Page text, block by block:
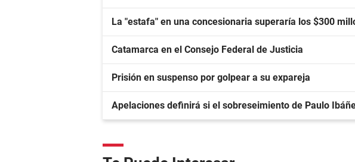
La "estafa" en una concesionaria superaría los $300
Catamarca en el Consejo Federal de Justicia
Prisión en suspenso por golpear a su expareja
Apelaciones definirá si el sobreseimiento de Paulo